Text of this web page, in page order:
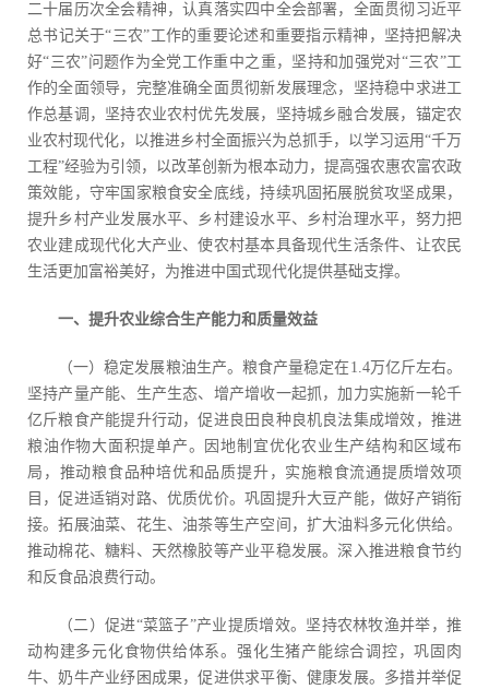
二十届历次全会精神，认真落实四中全会部署，全面贯彻习近平
总书记关于“三农”工作的重要论述和重要指示精神，坚持把解决
好“三农”问题作为全党工作重中之重，坚持和加强党对“三农”工
作的全面领导，完整准确全面贯彻新发展理念，坚持稳中求进工
作总基调，坚持农业农村优先发展，坚持城乡融合发展，锚定农
业农村现代化，以推进乡村全面振兴为总抓手，以学习运用“千万
工程”经验为引领，以改革创新为根本动力，提高强农惠农富农政
策效能，守牢国家粮食安全底线，持续巩固拓展脱贫攻坚成果，
提升乡村产业发展水平、乡村建设水平、乡村治理水平，努力把
农业建成现代化大产业、使农村基本具备现代生活条件、让农民
生活更加富裕美好，为推进中国式现代化提供基础支撑。
一、提升农业综合生产能力和质量效益
（一）稳定发展粮油生产。粮食产量稳定在1.4万亿斤左右。
坚持产量产能、生产生态、增产增收一起抓，加力实施新一轮千
亿斤粮食产能提升行动，促进良田良种良机良法集成增效，推进
粮油作物大面积提单产。因地制宜优化农业生产结构和区域布
局，推动粮食品种培优和品质提升，实施粮食流通提质增效项
目，促进适销对路、优质优价。巩固提升大豆产能，做好产销衔
接。拓展油菜、花生、油茶等生产空间，扩大油料多元化供给。
推动棉花、糖料、天然橡胶等产业平稳发展。深入推进粮食节约
和反食品浪费行动。
（二）促进“菜篮子”产业提质增效。坚持农林牧渔并举，推
动构建多元化食物供给体系。强化生猪产能综合调控，巩固肉
牛、奶牛产业纾困成果，促进供求平衡、健康发展。多措并举促